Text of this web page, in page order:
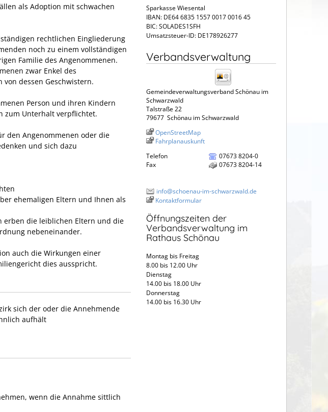
als Adoption mit schwachen
rechtlichen Eingliederung
noch zu einem vollständigen
Familie des Angenommenen.
zwar Enkel des
dessen Geschwistern.
Person und ihren Kindern
zum Unterhalt verpflichtet.
den Angenommenen oder die
und sich dazu
ehemaligen Eltern und Ihnen als
erben die leiblichen Eltern und die
nebeneinander.
auch die Wirkungen einer
dies ausspricht.
sich der oder die Annehmende
aufhält
wenn die Annahme sittlich
Sparkasse Wiesental
IBAN: DE64 6835 1557 0017 0016 45
BIC: SOLADES1SFH
Umsatzsteuer-ID: DE178926277
Verbandsverwaltung
Gemeindeverwaltungsverband Schönau im
Schwarzwald
Talstraße 22
79677 Schönau im Schwarzwald
OpenStreetMap
Fahrplanauskunft
Telefon
07673 8204-0
Fax
07673 8204-14
info@schoenau-im-schwarzwald.de
Kontaktformular
Öffnungszeiten der
Verbandsverwaltung im
Rathaus Schönau
Montag bis Freitag
8.00 bis 12.00 Uhr
Dienstag
14.00 bis 18.00 Uhr
Donnerstag
14.00 bis 16.30 Uhr